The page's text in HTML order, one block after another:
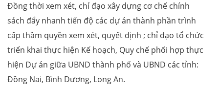
Đồng thời xem xét, chỉ đạo xây dựng cơ chế chính
sách đẩy nhanh tiến độ các dự án thành phần trình
cấp thầm quyền xem xét, quyết định ; chỉ đạo tổ chức
triển khai thực hiện Kế hoạch, Quy chế phối hợp thực
hiện Dự án giữa UBND thành phố và UBND các tỉnh:
Đồng Nai, Bình Dương, Long An.